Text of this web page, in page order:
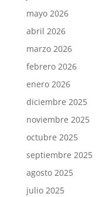
mayo 2026
abril 2026
marzo 2026
febrero 2026
enero 2026
diciembre 2025
noviembre 2025
octubre 2025
septiembre 2025
agosto 2025
julio 2025